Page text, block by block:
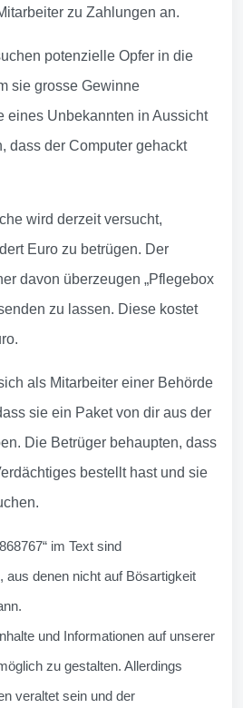
zu Zahlungen an.
potenzielle Opfer in die
sie grosse Gewinne
eines Unbekannten in Aussicht
dass der Computer gehackt
wird derzeit versucht,
Euro zu betrügen. Der
davon überzeugen „Pflegebox
zu lassen. Diese kostet
als Mitarbeiter einer Behörde
sie ein Paket von dir aus der
Die Betrüger behaupten, dass
bestellt hast und sie
im Text sind
aus denen nicht auf Bösartigkeit
und Informationen auf unserer
zu gestalten. Allerdings
veraltet sein und der